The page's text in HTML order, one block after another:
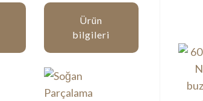
Ürün
bilgileri